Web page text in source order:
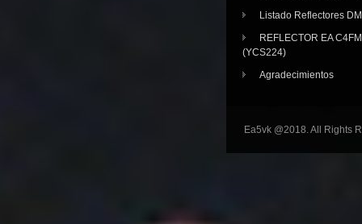
Listado Reflectores
REFLECTOR EA
(YCS224)
Agradecimientos
Ea5vk @2018. All Rights